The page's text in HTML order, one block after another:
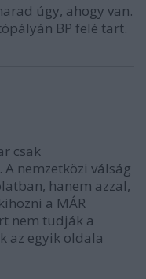
úgy, ahogy van.
BP felé tart.
csak
nemzetközi válság
hanem azzal,
a MÁR
nem tudják a
az egyik oldala